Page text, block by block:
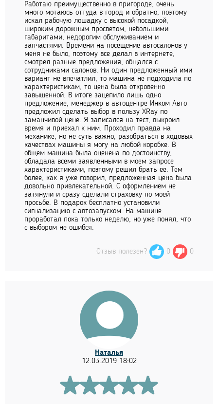
Работаю преимущественно в пригороде, очень
много мотаюсь оттуда в город и обратно, поэтому
искал рабочую лошадку с высокой посадкой,
широким дорожным просветом, небольшими
габаритами, недорогим обслуживанием и
запчастями. Времени на посещение автосалонов у
меня не было, поэтому все делал в интернете,
смотрел разные предложения, общался с
сотрудниками салонов. Ни один предложенный ими
вариант не впечатлил, то машина не подходила по
характеристикам, то цена была откровенно
завышенной. В итоге зацепило лишь одно
предложение, менеджер в автоцентре Инком Авто
предложил сделать выбор в пользу XRay по
заманчивой цене. Я записался на тест, выкроил
время и приехал к ним. Проходил правда на
механике, но не суть важно, разобраться в ходовых
качествах машины я могу на любой коробке. В
общем машина была оценена по достоинству,
обладала всеми заявленными в моем запросе
характеристиками, поэтому решил брать ее. Тем
более, как я уже говорил, предложенная цена была
довольно привлекательной. С оформлением не
затянули и сразу сделали страховку по моей
просьбе. В подарок бесплатно установили
сигнализацию с автозапуском. На машине
проработал пока только неделю, но уже понял, что
с выбором не ошибся.
Отзыв полезен? 0 0
Наталья
12.03.2019 18:02